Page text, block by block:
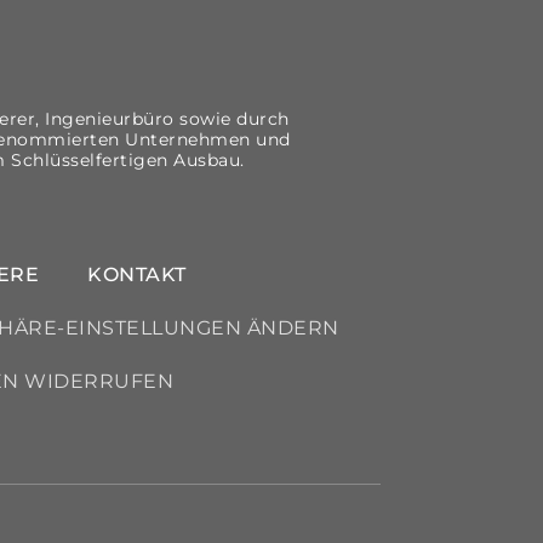
Ingenieurbüro sowie durch
Unternehmen und
Ausbau.
KONTAKT
EINSTELLUNGEN ÄNDERN
WIDERRUFEN